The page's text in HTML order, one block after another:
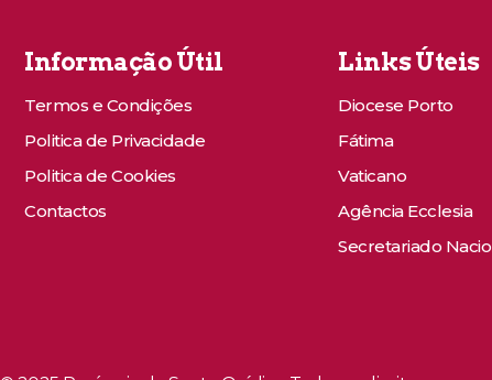
Informação Útil
Termos e Condições
Politica de Privacidade
Politica de Cookies
Contactos
Links Úteis
Diocese Porto
Fátima
Vaticano
Agência Ecclesia
Secretariado